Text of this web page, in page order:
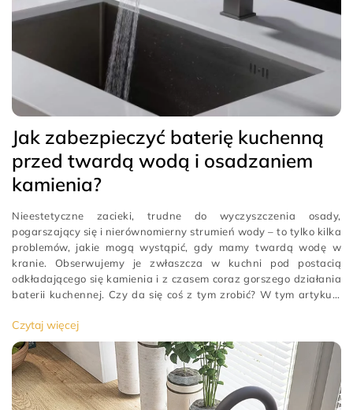
Jak zabezpieczyć baterię kuchenną
przed twardą wodą i osadzaniem
kamienia?
Nieestetyczne zacieki, trudne do wyczyszczenia osady,
pogarszający się i nierównomierny strumień wody – to tylko kilka
problemów, jakie mogą wystąpić, gdy mamy twardą wodę w
kranie. Obserwujemy je zwłaszcza w kuchni pod postacią
odkładającego się kamienia i z czasem coraz gorszego działania
baterii kuchennej. Czy da się coś z tym zrobić? W tym artykule
Czytaj więcej